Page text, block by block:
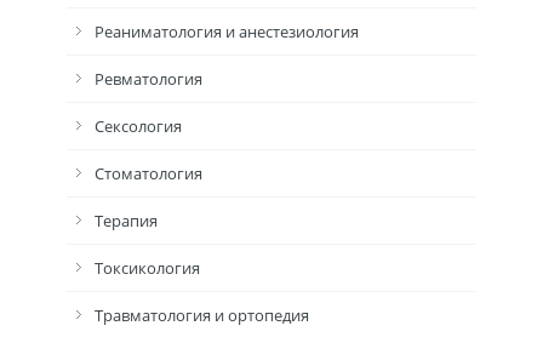
Реаниматология и анестезиология
Ревматология
Сексология
Стоматология
Терапия
Токсикология
Травматология и ортопедия